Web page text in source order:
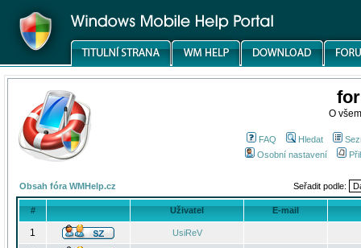
O
FAQ Hledat
Osobní nastavení
Obsah fóra WMHelp.cz Seřadit podle:
# Uživatel E-mail
1 UsiReV